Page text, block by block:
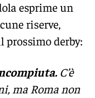
esprime un
riserve,
prossimo derby:
C’è
ma Roma non